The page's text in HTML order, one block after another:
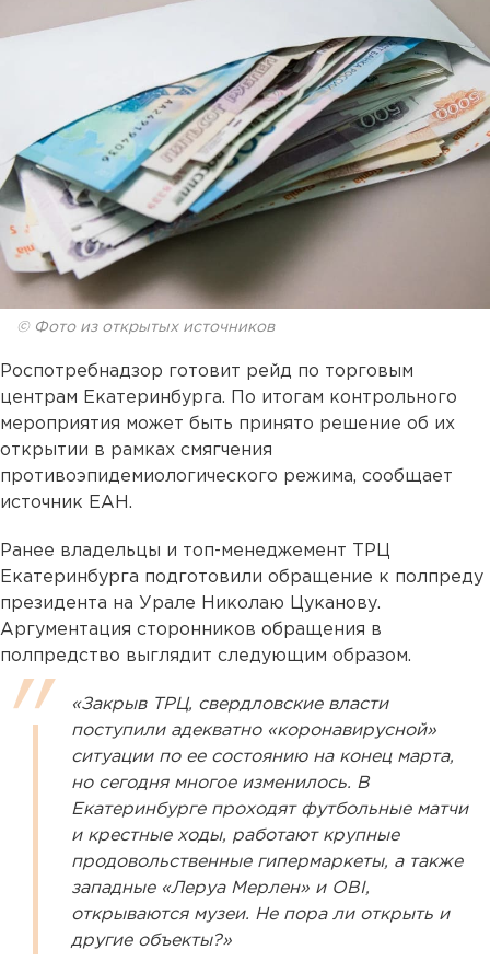
© Фото из открытых источников
Роспотребнадзор готовит рейд по торговым
центрам Екатеринбурга. По итогам контрольного
мероприятия может быть принято решение об их
открытии в рамках смягчения
противоэпидемиологического режима, сообщает
источник ЕАН.
Ранее владельцы и топ-менеджемент ТРЦ
Екатеринбурга подготовили обращение к полпреду
президента на Урале Николаю Цуканову.
Аргументация сторонников обращения в
полпредство выглядит следующим образом.
«Закрыв ТРЦ, свердловские власти
поступили адекватно «коронавирусной»
ситуации по ее состоянию на конец марта,
но сегодня многое изменилось. В
Екатеринбурге проходят футбольные матчи
и крестные ходы, работают крупные
продовольственные гипермаркеты, а также
западные «Леруа Мерлен» и OBI,
открываются музеи. Не пора ли открыть и
другие объекты?»